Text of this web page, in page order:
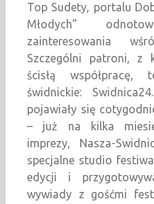
Top Sudety, portalu
Młodych”
zainteresowania
Szczególni patroni, z
ścisłą współpracę,
świdnickie:
pojawiały się
– już na kilka
imprezy, Nasza-
specjalne studio
edycji i
wywiady z gośćmi